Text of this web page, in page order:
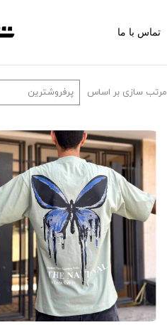
تماس با ما
مرتب سازی بر اساس پرفروشترین